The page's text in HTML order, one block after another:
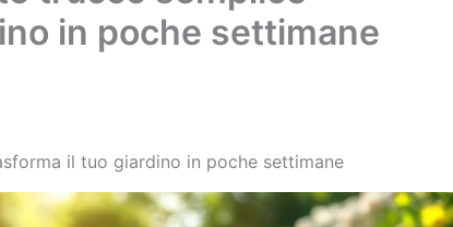
in poche settimane
il tuo giardino in poche settimane